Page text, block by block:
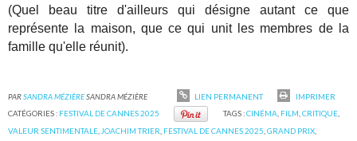
(Quel beau titre d'ailleurs qui désigne autant ce que
représente la maison, que ce qui unit les membres de la
famille qu'elle réunit).
PARSANDRA MÉZIÈRESANDRA MÉZIÈRE LIEN PERMANENT
IMPRIMER
CATÉGORIES : FESTIVAL DE CANNES 2025 TAGS :CINÉMA FILM CRITIQUE,
VALEUR SENTIMENTALE JOACHIM TRIER FESTIVAL DE CANNES 2025 ,GRAND PRIX